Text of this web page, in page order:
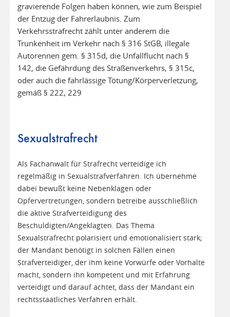
gravierende Folgen haben können, wie zum Beispiel
der Entzug der Fahrerlaubnis. Zum
Verkehrsstrafrecht zählt unter anderem die
Trunkenheit im Verkehr nach § 316 StGB, illegale
Autorennen gem. § 315d, die Unfallflucht nach §
142, die Gefährdung des Straßenverkehrs, § 315c,
oder auch die fahrlässige Tötung/Körperverletzung,
gemäß § 222, 229
Sexualstrafrecht
Als Fachanwalt für Strafrecht verteidige ich
regelmäßig in Sexualstrafverfahren. Ich übernehme
dabei bewußt keine Nebenklagen oder
Opfervertretungen, sondern betreibe ausschließlich
die aktive Strafverteidigung des
Beschuldigten/Angeklagten. Das Thema
Sexualstrafrecht polarisiert und emotionalisiert stark;
der Mandant benötigt in solchen Fällen einen
Strafverteidiger, der ihm keine Vorwürfe oder Vorhalte
macht, sondern ihn kompetent und mit Erfahrung
verteidigt und darauf achtet, dass der Mandant ein
rechtsstaatliches Verfahren erhält.